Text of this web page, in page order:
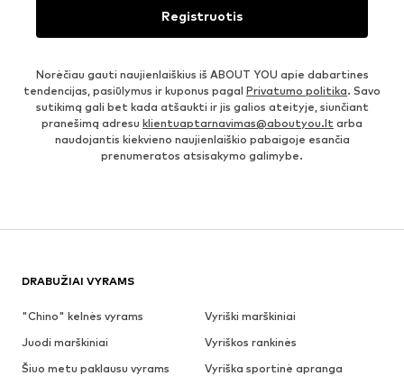
Registruotis
Norėčiau gauti naujienlaiškius iš ABOUT YOU apie dabartines
tendencijas, pasiūlymus ir kuponus pagal Privatumo politika. Savo
sutikimą gali bet kada atšaukti ir jis galios ateityje, siunčiant
pranešimą adresu klientuaptarnavimas@aboutyou.lt arba
naudojantis kiekvieno naujienlaiškio pabaigoje esančia
prenumeratos atsisakymo galimybe.
DRABUŽIAI VYRAMS
"Chino" kelnės vyrams
Vyriški marškiniai
Juodi marškiniai
Vyriškos rankinės
Šiuo metu paklausu vyrams
Vyriška sportinė apranga